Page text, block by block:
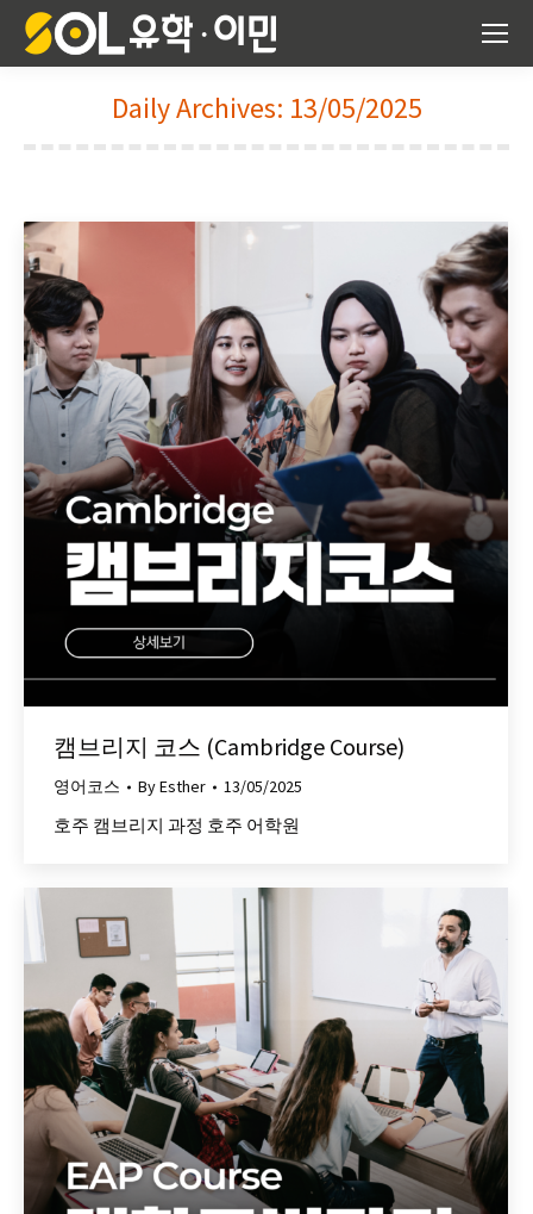
Daily Archives: 13/05/2025
캠브리지 코스 (Cambridge Course)
영어코스 ByEsther 13/05/2025
호주 캠브리지 과정 호주 어학원